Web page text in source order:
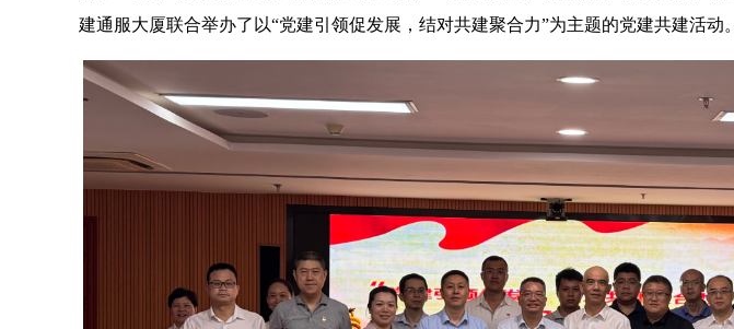
建通服大厦联合举办了以“党建引领促发展，结对共建聚合力”为主题的党建共建活动。